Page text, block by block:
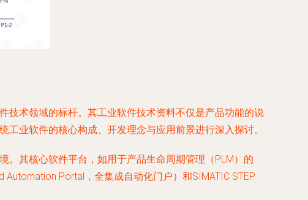
技术领域的标杆。其工业软件技术资料不仅是产品功能的说
业软件的核心构成、开发理念与应用前景进行深入探讨。
。其核心软件平台，如用于产品生命周期管理（PLM）的
Portal，全集成自动化门户）和SIMATIC STEP